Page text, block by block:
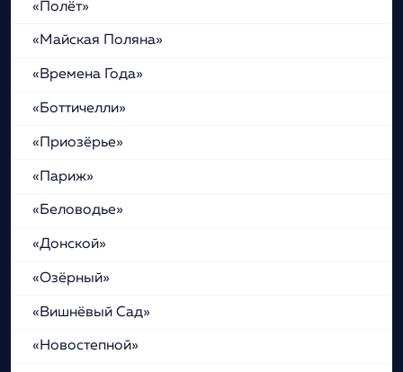
«Полёт»
«Майская Поляна»
«Времена Года»
«Боттичелли»
«Приозёрье»
«Париж»
«Беловодье»
«Донской»
«Озёрный»
«Вишнёвый Сад»
«Новостепной»